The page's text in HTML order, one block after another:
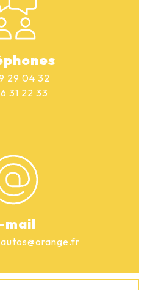
29 04 32
31 22 33
mail